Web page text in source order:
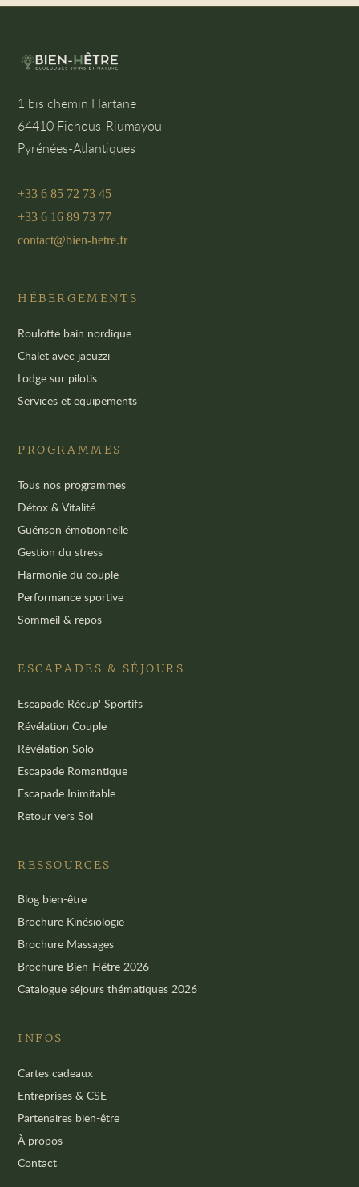
1 bis chemin Hartane
64410 Fichous-Riumayou
Pyrénées-Atlantiques
+33 6 85 72 73 45
+33 6 16 89 73 77
contact@bien-hetre.fr
HÉBERGEMENTS
Roulotte bain nordique
Chalet avec jacuzzi
Lodge sur pilotis
Services et equipements
PROGRAMMES
Tous nos programmes
Détox & Vitalité
Guérison émotionnelle
Gestion du stress
Harmonie du couple
Performance sportive
Sommeil & repos
ESCAPADES & SÉJOURS
Escapade Récup' Sportifs
Révélation Couple
Révélation Solo
Escapade Romantique
Escapade Inimitable
Retour vers Soi
RESSOURCES
Blog bien-être
Brochure Kinésiologie
Brochure Massages
Brochure Bien-Hêtre 2026
Catalogue séjours thématiques 2026
INFOS
Cartes cadeaux
Entreprises & CSE
Partenaires bien-être
À propos
Contact